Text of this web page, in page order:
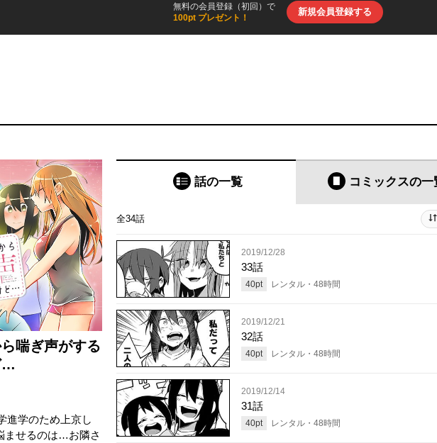
無料の会員登録（初回）で
100pt プレゼント！
新規会員登録する
喘ぎ声がする
…
進学のため上京し
ませるのは…お隣さ
話の一覧 コミックスの一
全34話
2019/12/28
33話
40pt レンタル・ 48時間
2019/12/21
32話
40pt レンタル・ 48時間
2019/12/14
31話
40pt レンタル・ 48時間